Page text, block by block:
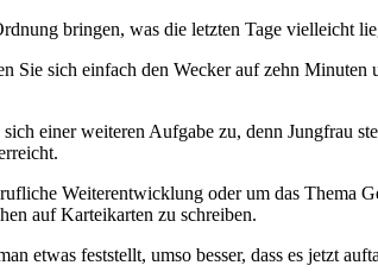
bringen, was die letzten Tage vielleicht
Sie sich einfach den Wecker auf zehn Minuten
einer weiteren Aufgabe zu, denn Jungfrau
Weiterentwicklung oder um das Thema
auf Karteikarten zu schreiben.
etwas feststellt, umso besser, dass es jetzt